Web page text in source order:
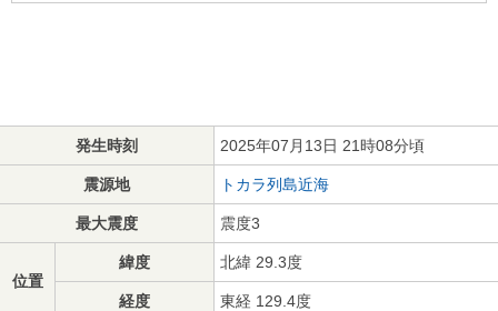
発生時刻 2025年07月13日 21時08分頃
震源地 トカラ列島近海
最大震度 震度3
位置
緯度 北緯 29.3度
経度 東経 129.4度